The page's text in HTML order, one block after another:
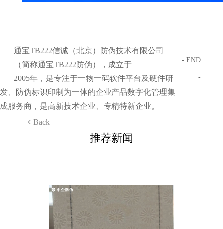
通宝TB222信诚（北京）防伪技术有限公司
（简称通宝TB222防伪），成立于
2005年，是专注于一物一码软件平台及硬件研
发、防伪标识印制为一体的企业产品数字化管理集
成服务商，是高新技术企业、专精特新企业。
Back
- END
-
推荐新闻